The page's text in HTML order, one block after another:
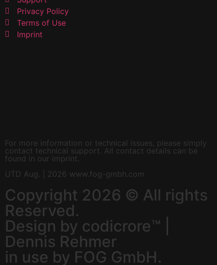
Privacy Policy
Terms of Use
Imprint
For more information or technical issues, please simply
contact technical support. All contact details can be
found in our imprint.
UTD Aug. | 2026 www.fog-gmbh.com
Copyright 2026 © All rights
Reserved.
Design by codicrore™ |
Dennis Rehmer
in use by FOG GmbH.